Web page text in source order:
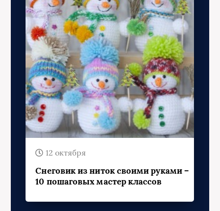
12 октября
Снеговик из ниток своими руками –
10 пошаговых мастер классов